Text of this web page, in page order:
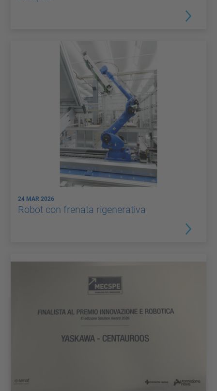
24 MAR 2026
Robot con frenata rigenerativa